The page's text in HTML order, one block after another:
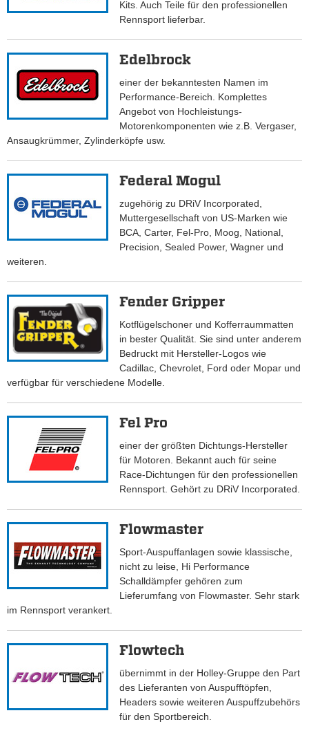
Kits. Auch Teile für den professionellen
Rennsport lieferbar.
Edelbrock
einer der bekanntesten Namen im
Performance-Bereich. Komplettes
Angebot von Hochleistungs-
Motorenkomponenten wie z.B. Vergaser,
Ansaugkrümmer, Zylinderköpfe usw.
Federal Mogul
zugehörig zu DRiV Incorporated,
Muttergesellschaft von US-Marken wie
BCA, Carter, Fel-Pro, Moog, National,
Precision, Sealed Power, Wagner und
weiteren.
Fender Gripper
Kotflügelschoner und Kofferraummatten
in bester Qualität. Sie sind unter anderem
Bedruckt mit Hersteller-Logos wie
Cadillac, Chevrolet, Ford oder Mopar und
verfügbar für verschiedene Modelle.
Fel Pro
einer der größten Dichtungs-Hersteller
für Motoren. Bekannt auch für seine
Race-Dichtungen für den professionellen
Rennsport. Gehört zu DRiV Incorporated.
Flowmaster
Sport-Auspuffanlagen sowie klassische,
nicht zu leise, Hi Performance
Schalldämpfer gehören zum
Lieferumfang von Flowmaster. Sehr stark
im Rennsport verankert.
Flowtech
übernimmt in der Holley-Gruppe den Part
des Lieferanten von Auspufftöpfen,
Headers sowie weiteren Auspuffzubehörs
für den Sportbereich.